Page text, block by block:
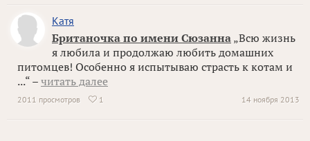
Катя
Британочка по имени Сюзанна „Всю жизнь
я любила и продолжаю любить домашних
питомцев! Особенно я испытываю страсть к котам и
...“ – читать далее
14 ноября 2013
2011 просмотров  1